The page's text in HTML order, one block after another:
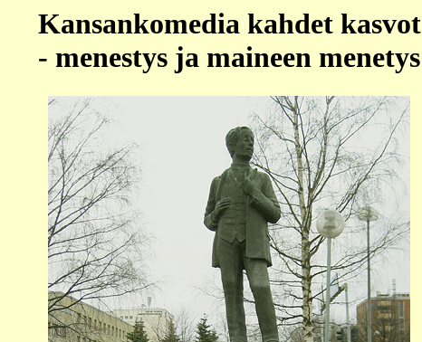
Kansankomedia kahdet kasvot
- menestys ja maineen menetys